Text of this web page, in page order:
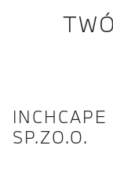
SP.ZO.O.